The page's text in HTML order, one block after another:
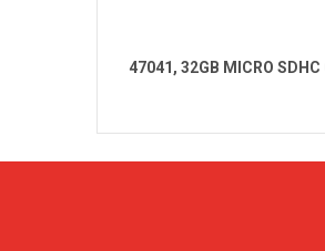
47041, 32GB MICRO